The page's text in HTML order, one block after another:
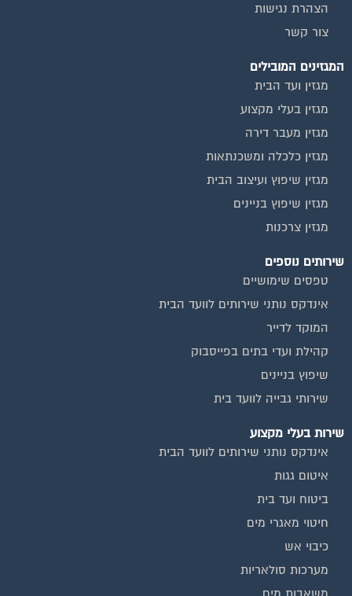
הצהרת נגישות
צור קשר
המגזינים המובילים
מגזין ועד הבית
מגזין בעלי מקצוע
מגזין מעבר דירה
מגזין כלכלה ומשכנתאות
מגזין שיפוץ ועיצוב הבית
מגזין שיפוץ בניינים
מגזין צרכנות
שירותים נוספים
טפסים שימושיים
אינדקס נותני שירותים לוועד הבית
המוקד לדייר
קהילת ועדי בתים בפייסבוק
שיפוץ בניינים
שירותי גבייה לוועד בית
שירות בעלי מקצוע
אינדקס נותני שירותים לוועד הבית
איטום גגות
ביטוח ועד בית
חיטוי מאגרי מים
כיבוי אש
מערכות סולאריות